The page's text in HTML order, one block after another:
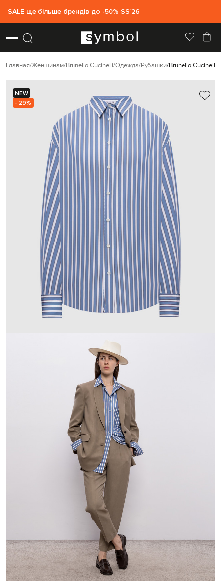
SALE ще більше брендів до -50% SS`26
Главная Женщинам Brunello Cucinelli Одежда Рубашки Brunello Cucinelli
NEW
- 29%